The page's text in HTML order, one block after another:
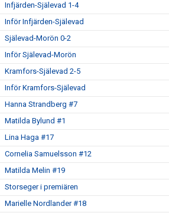
Infjärden-Själevad 1-4
Inför Infjärden-Själevad
Själevad-Morön 0-2
Inför Själevad-Morön
Kramfors-Själevad 2-5
Inför Kramfors-Själevad
Hanna Strandberg #7
Matilda Bylund #1
Lina Haga #17
Cornelia Samuelsson #12
Matilda Melin #19
Storseger i premiären
Marielle Nordlander #18